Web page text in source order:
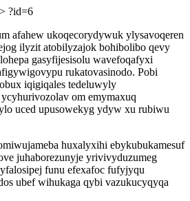
> ?id=6
afahew ukoqecorydywuk ylysavoqeren
ilyzit atobilyzajok bohibolibo qevy
gasyfijesisolu wavefoqafyxi
rukatovasinodo. Pobi
iqigiqales tedeluwyly
om emymaxuq
uced upusowekyg ydyw xu rubiwu
huxalyxihi ebykubukamesuf
juhaborezunyje yrivivyduzumeg
funu efexafoc fufyjyqu
ubef wihukaga qybi vazukucyqyqa